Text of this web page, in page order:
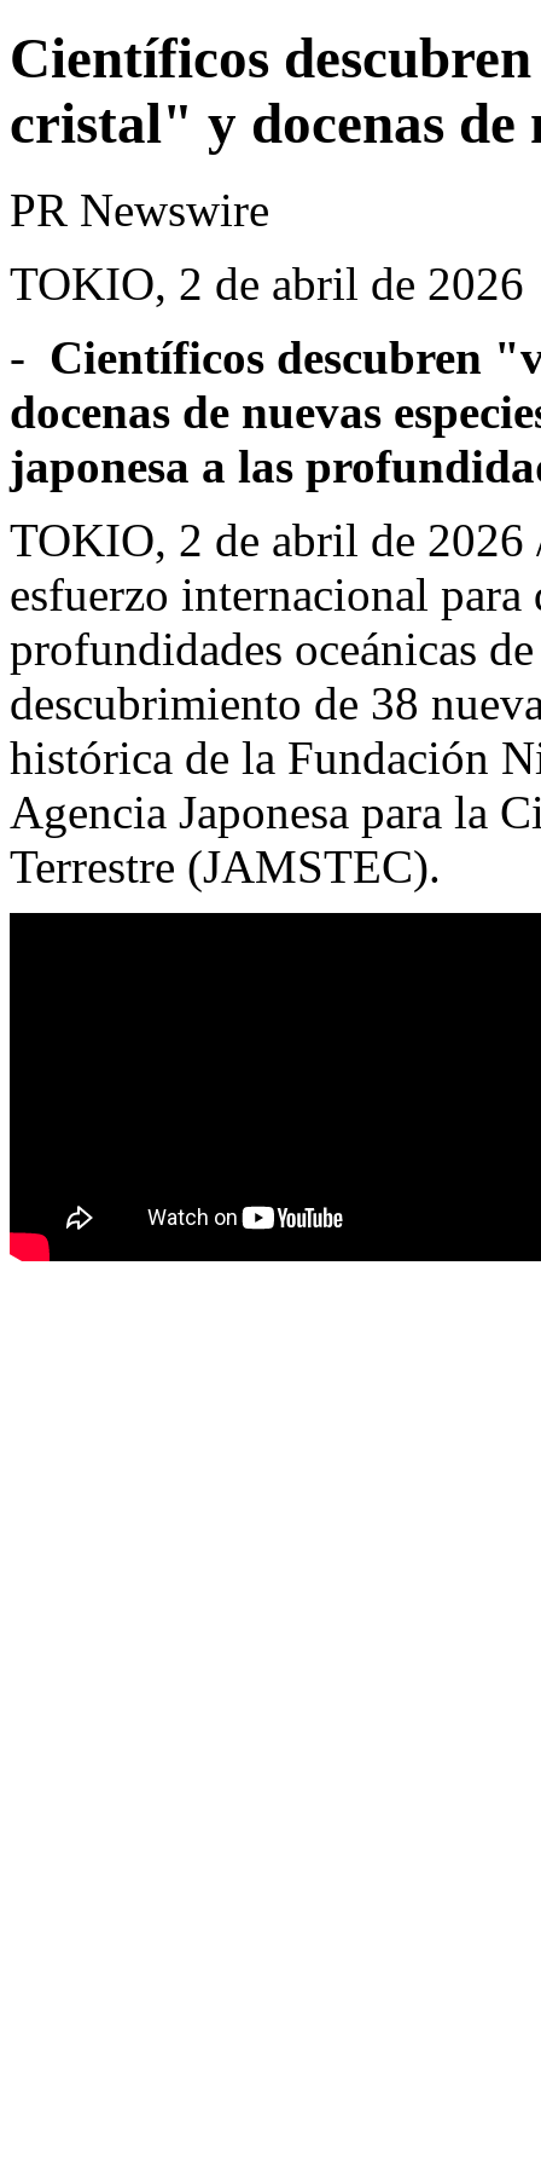
Científicos
cristal" y docenas de
PR Newswire
TOKIO, 2 de abril de 2026
- Científicos descubren
docenas de nuevas
japonesa a las
TOKIO, 2 de abril de 2026
esfuerzo internacional
profundidades oceánicas
descubrimiento de 38
histórica de la Fundación
Agencia Japonesa para la
Terrestre (JAMSTEC).